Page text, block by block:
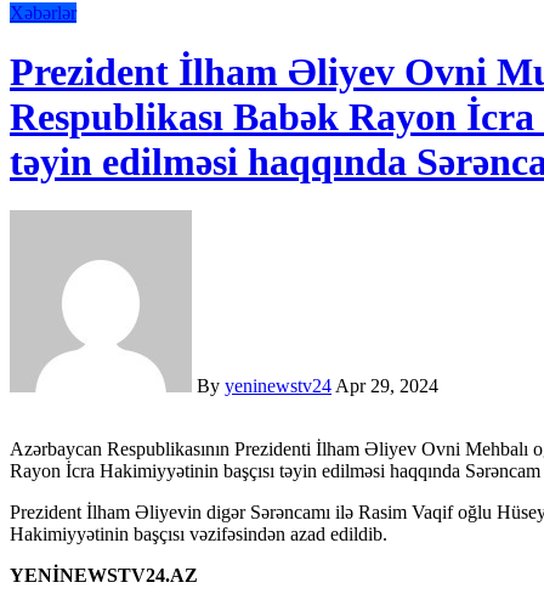
Xəbərlər
Prezident İlham Əliyev Ovni
Respublikası Babək Rayon
təyin edilməsi haqqında
By yeninewstv24 Apr 29, 2024
Azərbaycan Respublikasının Prezidenti İlham Əliyev Ovni Mehbalı oğlu Muradovun Naxçıvan Muxtar Respublikası Babək
Rayon İcra Hakimiyyətinin başçısı təyin edilməsi haqqında Sərəncam
Prezident İlham Əliyevin digər Sərəncamı ilə Rasim Vaqif oğlu
Hakimiyyətinin başçısı vəzifəsindən azad edildib.
YENİNEWSTV24.AZ